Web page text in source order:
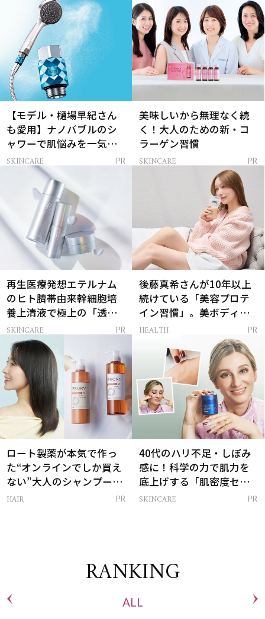
【モデル・樋場早紀さん
も愛用】ナノバブルのシ
ャワーで肌悩みを一気に
解決
SKINCARE PR
美味しいから無理なく続
く！大人のための新・コ
ラーゲン習慣
SKINCARE PR
再生医療発想エテルナム
のヒト臍帯由来幹細胞培
養上清液で極上の「透明
感ハリ肌」へ
SKINCARE PR
後藤真希さんが10年以上
続けている「美容プロテ
イン習慣」。美ボディを
支える朝ルーティンと
HEALTH PR
ロート製薬が本気で作っ
た“オンラインでしか買え
ない”大人のシャンプー＆
トリートメントって？
HAIR PR
40代のハリ不足・しぼみ
感に！科学の力で肌力を
底上げする「肌密度セラ
ム」
SKINCARE PR
RANKING
ALL